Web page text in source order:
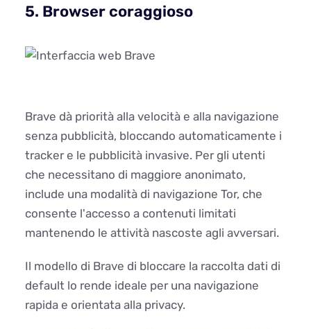
5. Browser coraggioso
Brave dà priorità alla velocità e alla navigazione
senza pubblicità, bloccando automaticamente i
tracker e le pubblicità invasive. Per gli utenti
che necessitano di maggiore anonimato,
include una modalità di navigazione Tor, che
consente l'accesso a contenuti limitati
mantenendo le attività nascoste agli avversari.
Il modello di Brave di bloccare la raccolta dati di
default lo rende ideale per una navigazione
rapida e orientata alla privacy.